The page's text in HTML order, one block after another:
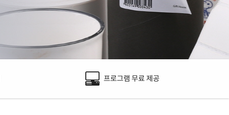
프로그램 무료 제공